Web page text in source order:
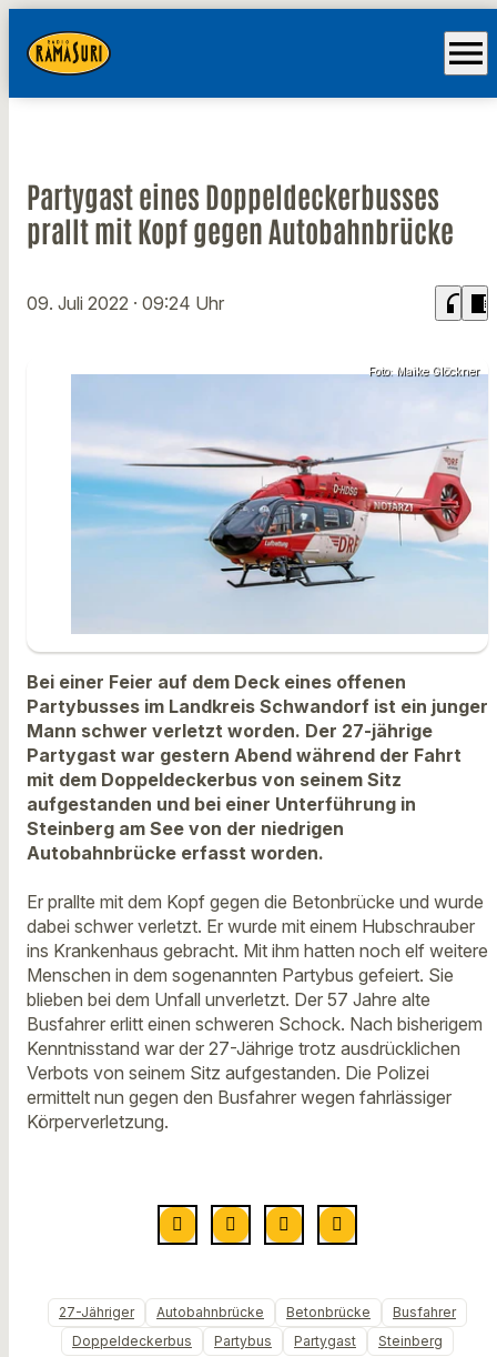
menu
Partygast eines Doppeldeckerbusses
prallt mit Kopf gegen Autobahnbrücke
09. Juli 2022 · 09:24 Uhr headphones chrome_reader_mode
Foto: Maike Glöckner
Bei einer Feier auf dem Deck eines offenen
Partybusses im Landkreis Schwandorf ist ein junger
Mann schwer verletzt worden. Der 27-jährige
Partygast war gestern Abend während der Fahrt
mit dem Doppeldeckerbus von seinem Sitz
aufgestanden und bei einer Unterführung in
Steinberg am See von der niedrigen
Autobahnbrücke erfasst worden.
Er prallte mit dem Kopf gegen die Betonbrücke und wurde
dabei schwer verletzt. Er wurde mit einem Hubschrauber
ins Krankenhaus gebracht. Mit ihm hatten noch elf weitere
Menschen in dem sogenannten Partybus gefeiert. Sie
blieben bei dem Unfall unverletzt. Der 57 Jahre alte
Busfahrer erlitt einen schweren Schock. Nach bisherigem
Kenntnisstand war der 27-Jährige trotz ausdrücklichen
Verbots von seinem Sitz aufgestanden. Die Polizei
ermittelt nun gegen den Busfahrer wegen fahrlässiger
Körperverletzung.
27-Jähriger Autobahnbrücke Betonbrücke
Busfahrer
Doppeldeckerbus
Partybus Partygast Steinberg